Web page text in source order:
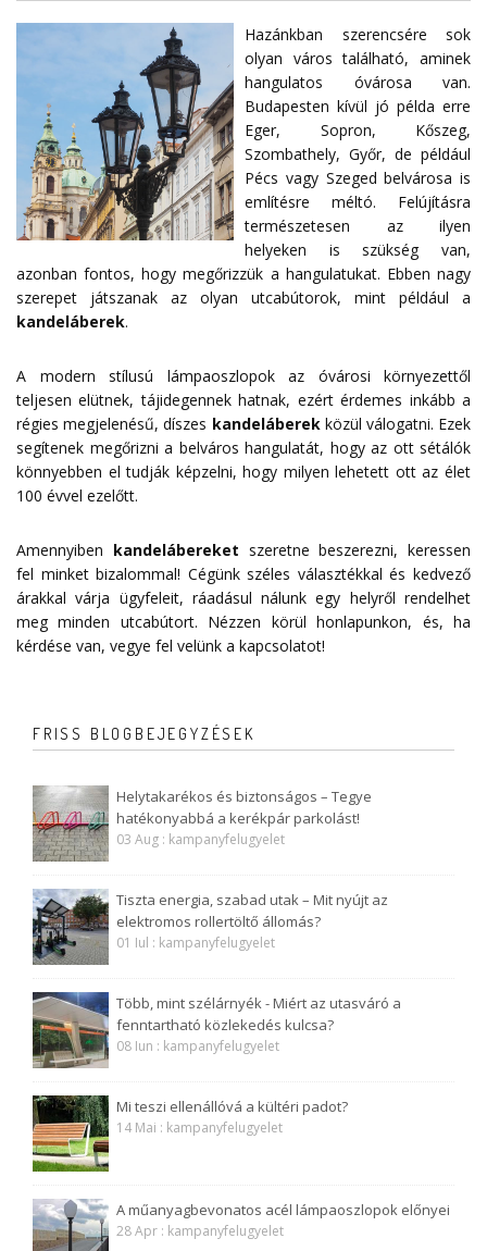
Hazánkban szerencsére sok
olyan város található, aminek
hangulatos óvárosa van.
Budapesten kívül jó példa erre
Eger, Sopron, Kőszeg,
Szombathely, Győr, de például
Pécs vagy Szeged belvárosa is
említésre méltó. Felújításra
természetesen az ilyen
helyeken is szükség van,
azonban fontos, hogy megőrizzük a hangulatukat. Ebben nagy
szerepet játszanak az olyan utcabútorok, mint például a
kandeláberek.
A modern stílusú lámpaoszlopok az óvárosi környezettől
teljesen elütnek, tájidegennek hatnak, ezért érdemes inkább a
régies megjelenésű, díszes kandeláberekközül válogatni. Ezek
segítenek megőrizni a belváros hangulatát, hogy az ott sétálók
könnyebben el tudják képzelni, hogy milyen lehetett ott az élet
100 évvel ezelőtt.
Amennyiben kandelábereket szeretne beszerezni, keressen
fel minket bizalommal! Cégünk széles választékkal és kedvező
árakkal várja ügyfeleit, ráadásul nálunk egy helyről rendelhet
meg minden utcabútort. Nézzen körül honlapunkon, és, ha
kérdése van, vegye fel velünk a kapcsolatot!
FRISS BLOGBEJEGYZÉSEK
Helytakarékos és biztonságos – Tegye
hatékonyabbá a kerékpár parkolást!
03 Aug : kampanyfelugyelet
Tiszta energia, szabad utak – Mit nyújt az
elektromos rollertöltő állomás?
01 Iul : kampanyfelugyelet
Több, mint szélárnyék - Miért az utasváró a
fenntartható közlekedés kulcsa?
08 Iun : kampanyfelugyelet
Mi teszi ellenállóvá a kültéri padot?
14 Mai : kampanyfelugyelet
A műanyagbevonatos acél lámpaoszlopok előnyei
28 Apr : kampanyfelugyelet